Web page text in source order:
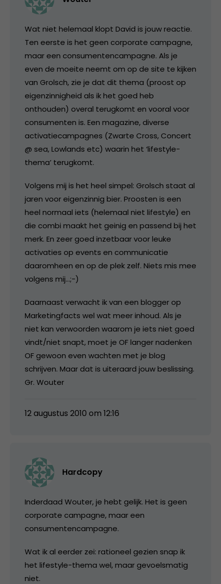
Wat niet helemaal klopt David is jouw reactie.
Ten eerste is het geen corporate campagne,
maar een consumentencampagne. Als je
even de moeite neemt om op de site te kijken
van Grolsch, zie je dat dit thema (proost op
eigenzinnigheid als ik het goed heb
onthouden) overal terugkomt en vooral voor
consumenten is. Een magazine, diverse
activatiecampagnes (Zwarte Cross, Concert
@ sea, Lowlands etc) waarin het ‘lifestyle-
thema’ terugkomt.
Volgens mij is het heel simpel: Grolsch staat al
jaren voor eigenzinnig bier. Proosten is een
heel normaal iets (helemaal niet lifestyle) en
die combi maakt het geinig en passend bij het
merk. En zeer goed inzetbaar voor leuke
activaties op events en communicatie
daaromheen en op de plek zelf. Niets mis mee
volgens mij…;-)
Daarnaast verwacht ik van een blogger op
Marketingfacts wel wat meer inhoud. Als je
niet kan verwoorden waarom je iets niet goed
vindt/niet snapt, moet je OF langer nadenken
OF gewoon even wachten met je blog
schrijven. Maar dat is uiteraard jouw beslissing.
Gr. Wouter
12 augustus 2010 om 12:16
Hardcopy
Inderdaad Wouter, je hebt gelijk. Het is geen
corporate campagne, maar een
consumentencampagne.
Wat ik al eerder zei: rationeel gezien snap ik
het lifestyle-thema wel, maar gevoelsmatig
niet.